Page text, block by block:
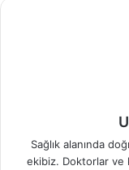
Sağlık alanında
ekibiz. Doktorlar ve